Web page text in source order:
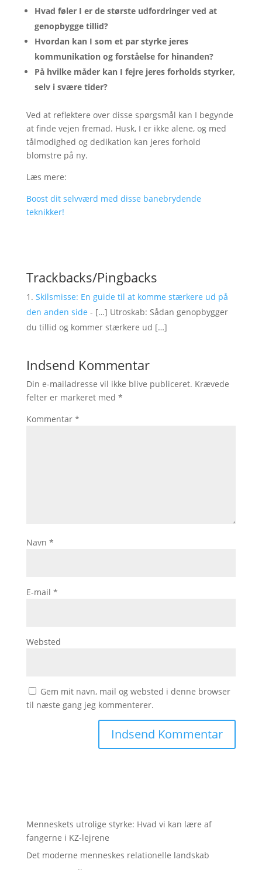
Hvad føler I er de største udfordringer ved at
genopbygge tillid?
Hvordan kan I som et par styrke jeres
kommunikation og forståelse for hinanden?
På hvilke måder kan I fejre jeres forholds styrker,
selv i svære tider?
Ved at reflektere over disse spørgsmål kan I begynde
at finde vejen fremad. Husk, I er ikke alene, og med
tålmodighed og dedikation kan jeres forhold
blomstre på ny.
Læs mere:
Boost dit selvværd med disse banebrydende
teknikker!
Trackbacks/Pingbacks
Skilsmisse: En guide til at komme stærkere ud på
den anden side - […] Utroskab: Sådan genopbygger
du tillid og kommer stærkere ud […]
Indsend Kommentar
Din e-mailadresse vil ikke blive publiceret. Krævede
felter er markeret med *
Kommentar *
Navn *
E-mail *
Websted
Gem mit navn, mail og websted i denne browser
til næste gang jeg kommenterer.
Menneskets utrolige styrke: Hvad vi kan lære af
fangerne i KZ-lejrene
Det moderne menneskes relationelle landskab